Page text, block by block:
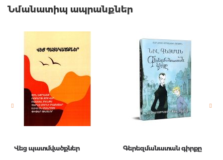
Քաշ
Bantam Books
английский
Նորույթ ոչ
Էջերի քանակ 352
Paperback
ISBN 9780593075548
Նմանատիպ ապրանքներ
Վեց պատմվածքներ Գերեզմանատան գիրքը